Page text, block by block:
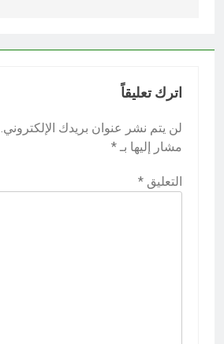
اترك تعليقاً
لن يتم نشر عنوان بريدك الإلكتروني.
مشار إليها بـ *
التعليق *